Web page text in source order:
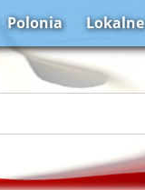
Polonia Lokalne